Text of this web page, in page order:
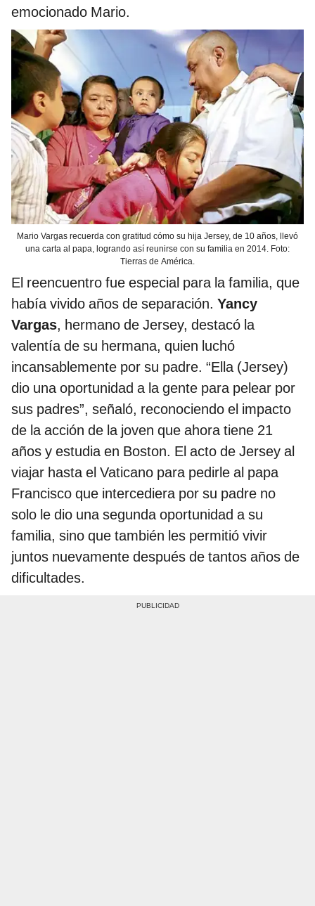
emocionado Mario.
Mario Vargas recuerda con gratitud cómo su hija Jersey, de 10 años, llevó
una carta al papa, logrando así reunirse con su familia en 2014. Foto:
Tierras de América.
El reencuentro fue especial para la familia, que
había vivido años de separación. Yancy
Vargas, hermano de Jersey, destacó la
valentía de su hermana, quien luchó
incansablemente por su padre. “Ella (Jersey)
dio una oportunidad a la gente para pelear por
sus padres”, señaló, reconociendo el impacto
de la acción de la joven que ahora tiene 21
años y estudia en Boston. El acto de Jersey al
viajar hasta el Vaticano para pedirle al papa
Francisco que intercediera por su padre no
solo le dio una segunda oportunidad a su
familia, sino que también les permitió vivir
juntos nuevamente después de tantos años de
dificultades.